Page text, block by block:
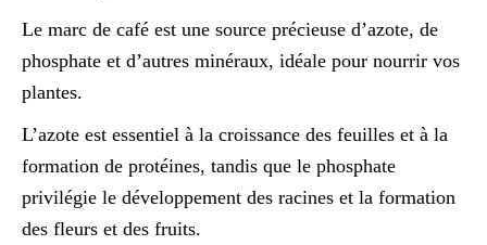
Le marc de café est une source précieuse d’azote, de
phosphate et d’autres minéraux, idéale pour nourrir vos
plantes.
L’azote est essentiel à la croissance des feuilles et à la
formation de protéines, tandis que le phosphate
privilégie le développement des racines et la formation
des fleurs et des fruits.